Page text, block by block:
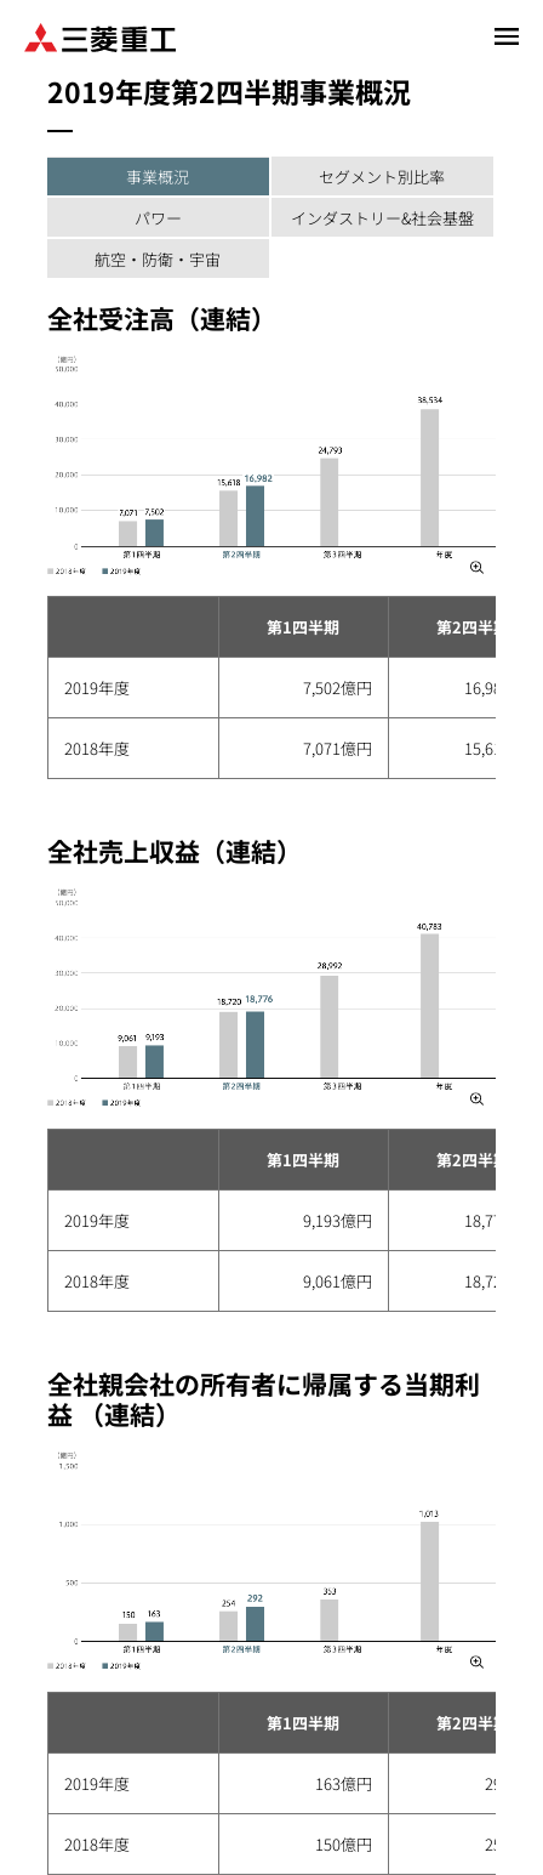
2019年度第2四半期事業概況
事業概況
セグメント別比率
パワー
インダストリー&社会基盤
航空・防衛・宇宙
全社受注高（連結）
第1四半期 第2四半期
2019年度 7,502億円 16,982億円
2018年度 7,071億円 15,618億円
全社売上収益（連結）
第1四半期 第2四半期
2019年度 9,193億円 18,776億円
2018年度 9,061億円 18,720億円
全社親会社の所有者に帰属する当期利
益 （連結）
第1四半期 第2四半期
2019年度 163億円 292億円
2018年度 150億円 254億円